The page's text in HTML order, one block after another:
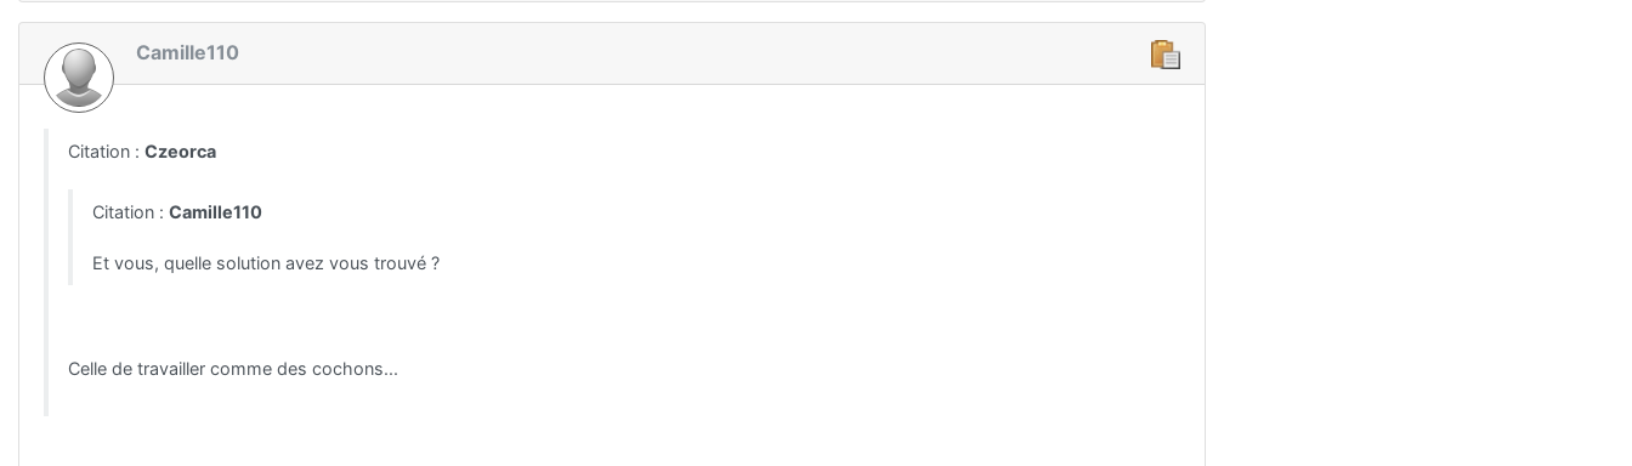
Camille110
Citation : Czeorca
Citation : Camille110
Et vous, quelle solution avez vous trouvé ?
Celle de travailler comme des cochons...